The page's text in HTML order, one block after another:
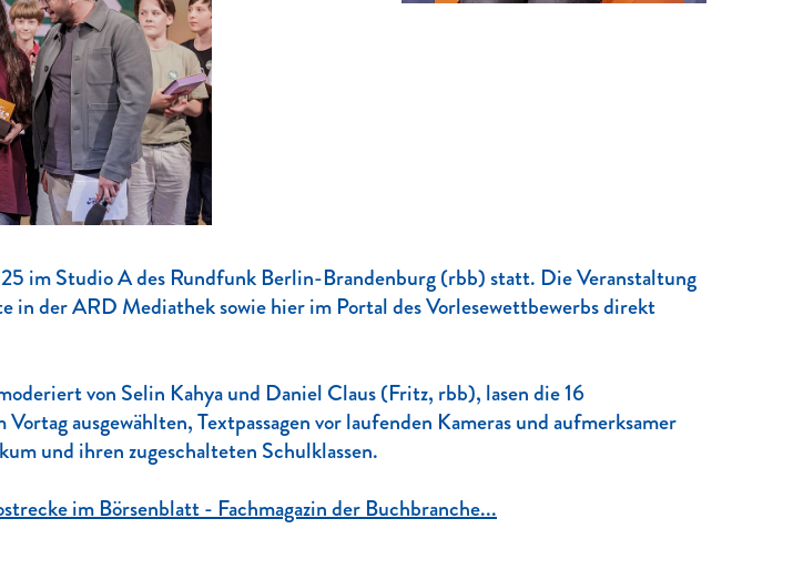
im Studio A des Rundfunk Berlin-Brandenburg (rbb) statt. Die Veranstaltung
in der ARD Mediathek sowie hier im Portal des Vorlesewettbewerbs direkt
von Selin Kahya und Daniel Claus (Fritz, rbb), lasen die 16
ausgewählten, Textpassagen vor laufenden Kameras und aufmerksamer
und ihren zugeschalteten Schulklassen.
im Börsenblatt - Fachmagazin der Buchbranche...